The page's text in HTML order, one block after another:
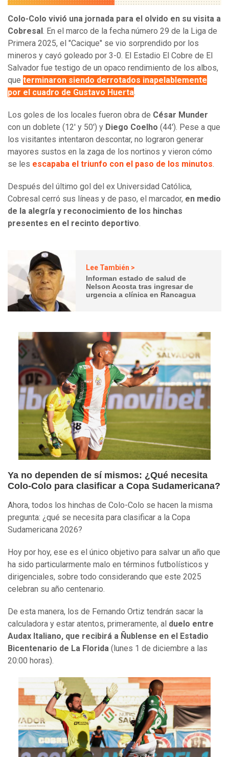
Colo-Colo vivió una jornada para el olvido en su visita a
Cobresal. En el marco de la fecha número 29 de la Liga de
Primera 2025, el "Cacique" se vio sorprendido por los
mineros y cayó goleado por 3-0. El Estadio El Cobre de El
Salvador fue testigo de un opaco rendimiento de los albos,
que terminaron siendo derrotados inapelablemente
por el cuadro de Gustavo Huerta.
Los goles de los locales fueron obra de César Munder
con un doblete (12' y 50') y Diego Coelho (44'). Pese a que
los visitantes intentaron descontar, no lograron generar
mayores sustos en la zaga de los nortinos y vieron cómo
se les escapaba el triunfo con el paso de los minutos.
Después del último gol del ex Universidad Católica,
Cobresal cerró sus líneas y de paso, el marcador, en medio
de la alegría y reconocimiento de los hinchas
presentes en el recinto deportivo.
Lee También >
Informan estado de salud de
Nelson Acosta tras ingresar de
urgencia a clínica en Rancagua
Ya no dependen de sí mismos: ¿Qué necesita
Colo-Colo para clasificar a Copa Sudamericana?
Ahora, todos los hinchas de Colo-Colo se hacen la misma
pregunta: ¿qué se necesita para clasificar a la Copa
Sudamericana 2026?
Hoy por hoy, ese es el único objetivo para salvar un año que
ha sido particularmente malo en términos futbolísticos y
dirigenciales, sobre todo considerando que este 2025
celebran su año centenario.
De esta manera, los de Fernando Ortiz tendrán sacar la
calculadora y estar atentos, primeramente, al duelo entre
Audax Italiano, que recibirá a Ñublense en el Estadio
Bicentenario de La Florida (lunes 1 de diciembre a las
20:00 horas).